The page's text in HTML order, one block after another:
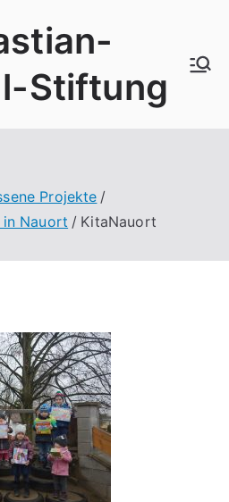
Stiftung
Projekte
Nauort
KitaNauort